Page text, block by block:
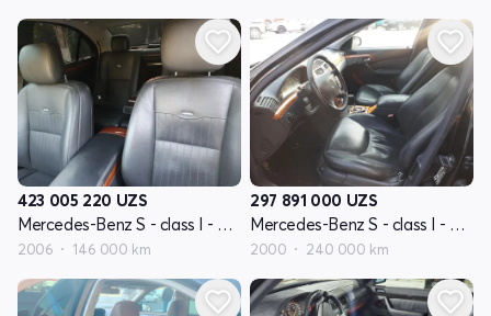
423 005 220 UZS
Mercedes-Benz S - class I - avlod W221
2006 146 000 km
297 891 000 UZS
Mercedes-Benz S - class I - avlod W220
2000 240 000 km